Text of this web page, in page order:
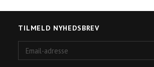
TILMELD NYHEDSBREV
adresse